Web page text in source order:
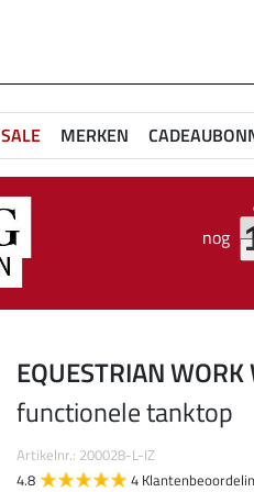
SALE MERKEN
nog
EQUESTRIAN WORK
functionele tanktop
Artikelnr.: 200028-L-IZ
4.8
4